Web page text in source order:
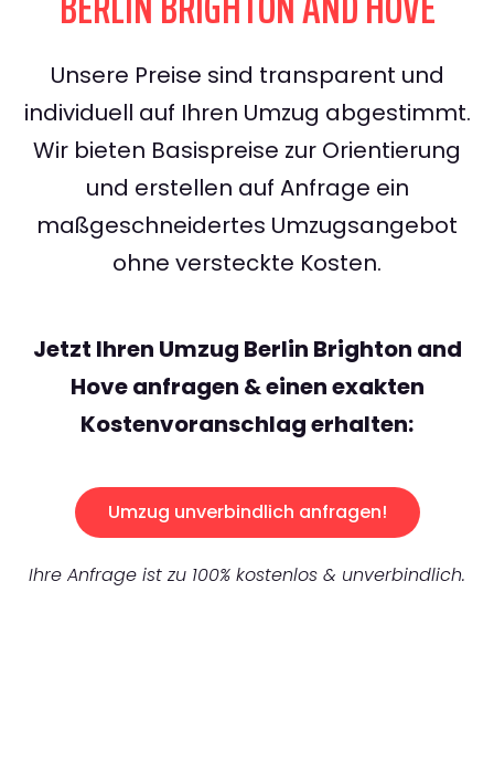
Unsere Preise sind transparent und
individuell auf Ihren Umzug abgestimmt.
Wir bieten Basispreise zur Orientierung
und erstellen auf Anfrage ein
maßgeschneidertes Umzugsangebot
ohne versteckte Kosten.
Jetzt Ihren Umzug Berlin Brighton and
Hove anfragen & einen exakten
Kostenvoranschlag erhalten:
Umzug unverbindlich anfragen!
Ihre Anfrage ist zu 100% kostenlos & unverbindlich.